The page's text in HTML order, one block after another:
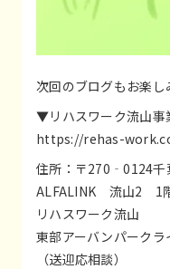
次回のブログもお楽
▼リハスワーク流山事
https://rehas-
住所：〒270‐0124千
ALFALINK 流山2 1
リハスワーク流山
東部アーバンパーク
（送迎応相談）